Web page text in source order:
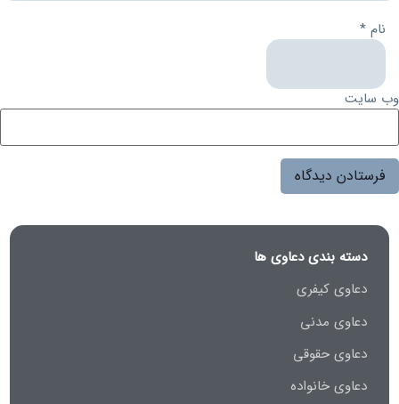
نام *
وب‌ سایت
دسته بندی دعاوی ها
دعاوی کیفری
دعاوی مدنی
دعاوی حقوقی
دعاوی خانواده